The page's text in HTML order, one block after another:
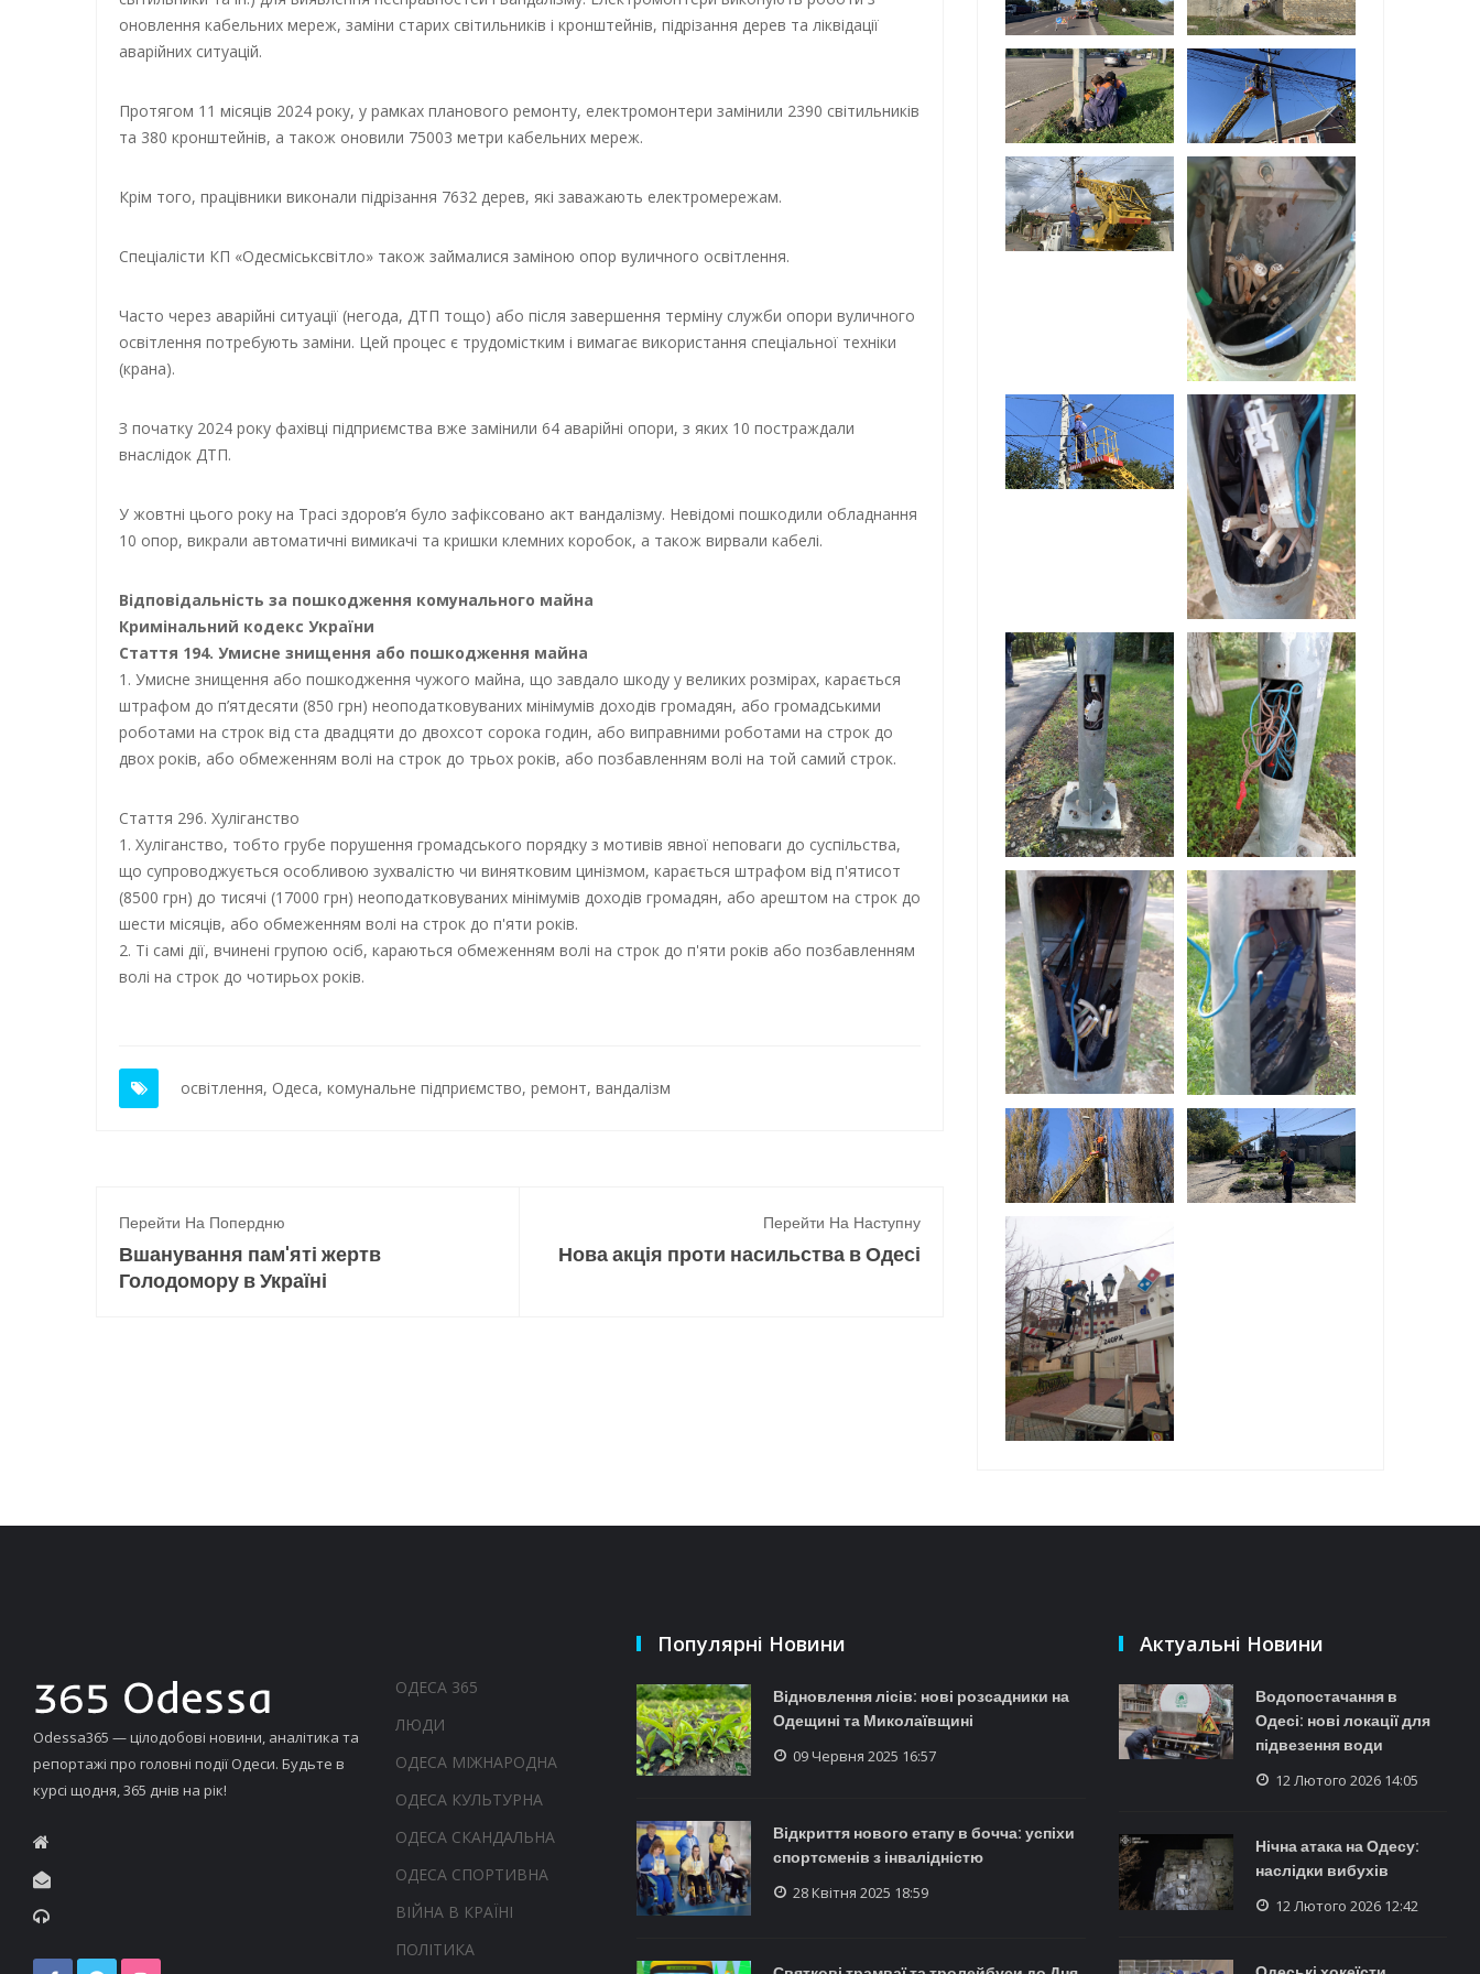
оновлення кабельних мереж, заміни старих світильників і кронштейнів, підрізання дерев та ліквідації
аварійних ситуацій.
Протягом 11 місяців 2024 року, у рамках планового ремонту, електромонтери замінили 2390 світильників
та 380 кронштейнів, а також оновили 75003 метри кабельних мереж.
Крім того, працівники виконали підрізання 7632 дерев, які заважають електромережам.
Спеціалісти КП «Одесміськсвітло» також займалися заміною опор вуличного освітлення.
Часто через аварійні ситуації (негода, ДТП тощо) або після завершення терміну служби опори вуличного
освітлення потребують заміни. Цей процес є трудомістким і вимагає використання спеціальної техніки
(крана).
З початку 2024 року фахівці підприємства вже замінили 64 аварійні опори, з яких 10 постраждали
внаслідок ДТП.
У жовтні цього року на Трасі здоров’я було зафіксовано акт вандалізму. Невідомі пошкодили обладнання
10 опор, викрали автоматичні вимикачі та кришки клемних коробок, а також вирвали кабелі.
Відповідальність за пошкодження комунального майна
Кримінальний кодекс України
Стаття 194. Умисне знищення або пошкодження майна
1. Умисне знищення або пошкодження чужого майна, що завдало шкоду у великих розмірах, карається
штрафом до п’ятдесяти (850 грн) неоподатковуваних мінімумів доходів громадян, або громадськими
роботами на строк від ста двадцяти до двохсот сорока годин, або виправними роботами на строк до
двох років, або обмеженням волі на строк до трьох років, або позбавленням волі на той самий строк.
Стаття 296. Хуліганство
1. Хуліганство, тобто грубе порушення громадського порядку з мотивів явної неповаги до суспільства,
що супроводжується особливою зухвалістю чи винятковим цинізмом, карається штрафом від п'ятисот
(8500 грн) до тисячі (17000 грн) неоподатковуваних мінімумів доходів громадян, або арештом на строк до
шести місяців, або обмеженням волі на строк до п'яти років.
2. Ті самі дії, вчинені групою осіб, караються обмеженням волі на строк до п'яти років або позбавленням
волі на строк до чотирьох років.
освітлення, Одеса, комунальне підприємство, ремонт, вандалізм
Перейти На Попердню
Вшанування пам'яті жертв
Голодомору в Україні
Перейти На Наступну
Нова акція проти насильства в Одесі
Odessa365 — цілодобові новини, аналітика та
репортажі про головні події Одеси. Будьте в
курсі щодня, 365 днів на рік!
ОДЕСА 365
ЛЮДИ
ОДЕСА МІЖНАРОДНА
ОДЕСА КУЛЬТУРНА
ОДЕСА СКАНДАЛЬНА
ОДЕСА СПОРТИВНА
ВІЙНА В КРАЇНІ
ПОЛІТИКА
Популярні Новини
Відновлення лісів: нові розсадники на
Одещині та Миколаївщині
09 Червня 2025 16:57
Відкриття нового етапу в бочча: успіхи
спортсменів з інвалідністю
28 Квітня 2025 18:59
Актуальні Новини
Водопостачання в
Одесі: нові локації для
підвезення води
12 Лютого 2026 14:05
Нічна атака на Одесу:
наслідки вибухів
12 Лютого 2026 12:42